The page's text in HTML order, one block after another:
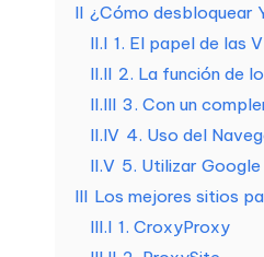
sII ¿Cómo desbloquear
II.I 1. El papel de las
II.II 2. La función de
II.III 3. Con un
II.IV 4. Uso del
II.V 5. Utilizar
III Los mejores sitios
III.I 1. CroxyProxy